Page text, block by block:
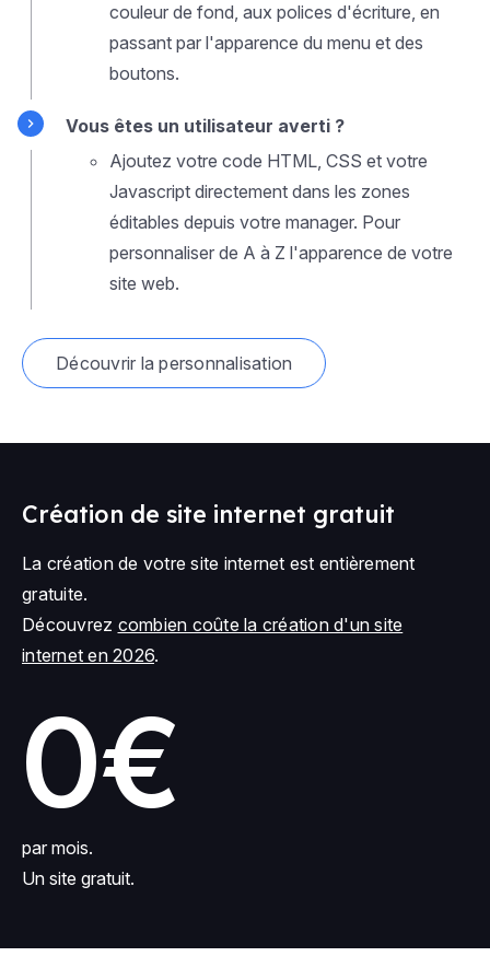
couleur de fond, aux polices d'écriture, en
passant par l'apparence du menu et des
boutons.
Vous êtes un utilisateur averti ?
Ajoutez votre code HTML, CSS et votre
Javascript directement dans les zones
éditables depuis votre manager. Pour
personnaliser de A à Z l'apparence de votre
site web.
Découvrir la personnalisation
Création de site internet gratuit
La création de votre site internet est entièrement
gratuite.
Découvrez combien coûte la création d'un site
internet en 2026.
0€
par mois.
Un site gratuit.